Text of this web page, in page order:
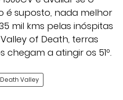
é suposto, nada melhor
mil kms pelas inóspitas
of Death, terras
a atingir os 51º.
Death Valley